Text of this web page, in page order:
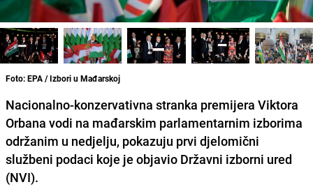
Foto: EPA / Izbori u Mađarskoj
Nacionalno-konzervativna stranka premijera Viktora
Orbana vodi na mađarskim parlamentarnim izborima
održanim u nedjelju, pokazuju prvi djelomični
službeni podaci koje je objavio Državni izborni ured
(NVI).